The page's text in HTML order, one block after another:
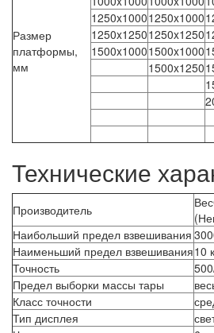
Размер
платформы,
мм
1250x10001250x1000
1250x12501250x1250
1500x10001500x1000
1500x1250
Технические
Производитель
Наибольший предел взвешивания
Наименьший предел взвешивания10
Точность
Предел выборки массы тары
Класс точности
Тип дисплея